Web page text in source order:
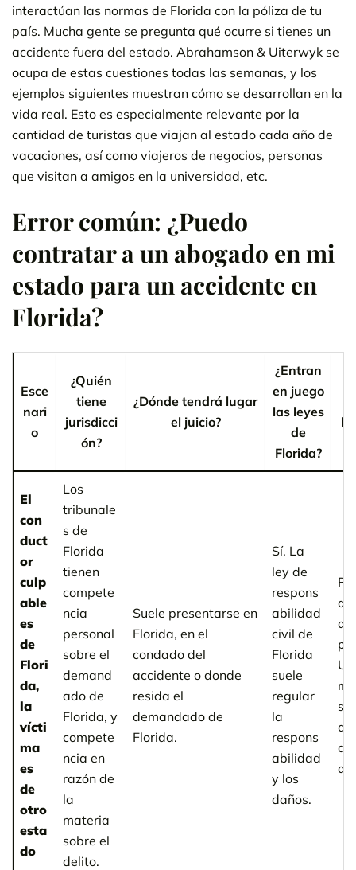
interactúan las normas de Florida con la póliza de tu
país. Mucha gente se pregunta qué ocurre si tienes un
accidente fuera del estado. Abrahamson & Uiterwyk se
ocupa de estas cuestiones todas las semanas, y los
ejemplos siguientes muestran cómo se desarrollan en la
vida real. Esto es especialmente relevante por la
cantidad de turistas que viajan al estado cada año de
vacaciones, así como viajeros de negocios, personas
que visitan a amigos en la universidad, etc.
Error común: ¿Puedo
contratar a un abogado en mi
estado para un accidente en
Florida?
Esce
nari
o
¿Quién
tiene
jurisdicci
ón?
¿Dónde tendrá lugar
el juicio?
¿Entran
en juego
las leyes
de
Florida?
El
con
duct
or
culp
able
es
de
Flori
da,
la
vícti
ma
es
de
otro
esta
do
Los
tribunale
s de
Florida
tienen
compete
ncia
personal
sobre el
demand
ado de
Florida, y
compete
ncia en
razón de
la
materia
sobre el
delito.
Suele presentarse en
Florida, en el
condado del
accidente o donde
resida el
demandado de
Florida.
Sí. La
ley de
respons
abilidad
civil de
Florida
suele
regular
la
respons
abilidad
y los
daños.
de
de